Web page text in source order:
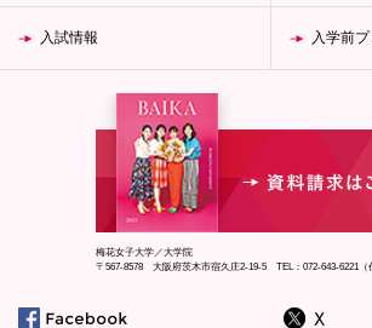
お問い合わせ 交通アクセス サイトマ
BCCS
入試情報 入学前
梅花女子大学／大学院
〒567-8578 大阪府茨木市宿久庄2-19-5 TEL：072-643-6221（